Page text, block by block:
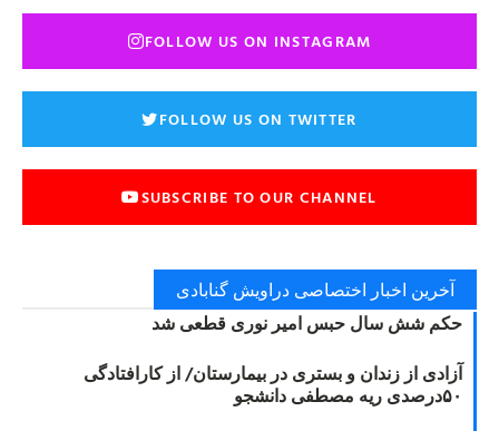
FOLLOW US ON INSTAGRAM
FOLLOW US ON TWITTER
SUBSCRIBE TO OUR CHANNEL
آخرین اخبار اختصاصی دراویش گنابادی
حکم شش سال حبس امیر نوری قطعی شد
آزادی از زندان و بستری در بیمارستان/ از کارافتادگی
۵۰درصدی ریه مصطفی دانشجو